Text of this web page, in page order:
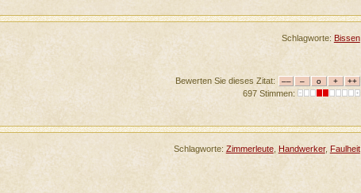
Schlagworte: Bissen
Bewerten Sie dieses Zitat:
697 Stimmen:
Schlagworte: Zimmerleute, Handwerker, Faulheit